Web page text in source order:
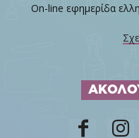
On-line εφημερίδα